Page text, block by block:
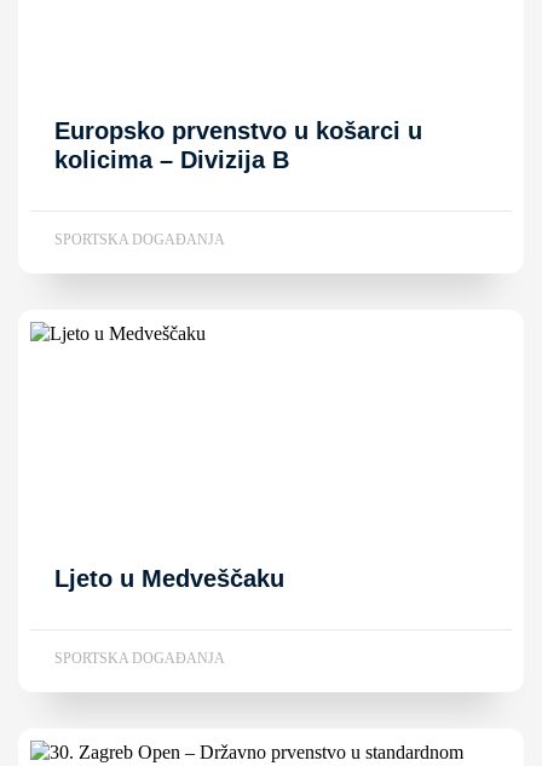
Europsko prvenstvo u košarci u
kolicima – Divizija B
SPORTSKA DOGAĐANJA
Ljeto u Medveščaku
SPORTSKA DOGAĐANJA